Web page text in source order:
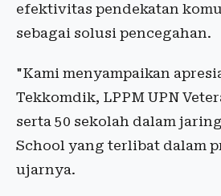
efektivitas pendekatan
sebagai solusi pencegahan.
"Kami menyampaikan
Tekkomdik, LPPM UPN
serta 50 sekolah dalam
School yang terlibat dalam
ujarnya.